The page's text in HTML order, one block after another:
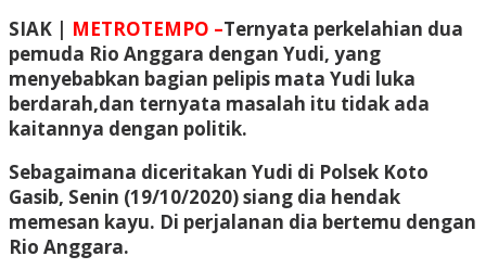
Share
SIAK | METROTEMPO –Ternyata perkelahian dua
pemuda Rio Anggara dengan Yudi, yang
menyebabkan bagian pelipis mata Yudi luka
berdarah,dan ternyata masalah itu tidak ada
kaitannya dengan politik.
Sebagaimana diceritakan Yudi di Polsek Koto
Gasib, Senin (19/10/2020) siang dia hendak
memesan kayu. Di perjalanan dia bertemu dengan
Rio Anggara.